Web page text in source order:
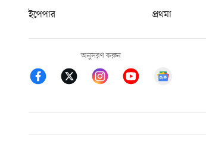
ইপেপার
প্রথমা
অনুসরণ করুন